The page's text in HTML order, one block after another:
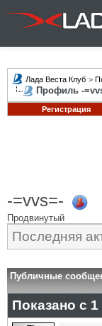
Лада Веста Клуб >
Профиль -
Регистрация
-=vvs=-
Продвинутый
Последняя
Публичные
Показано с 1